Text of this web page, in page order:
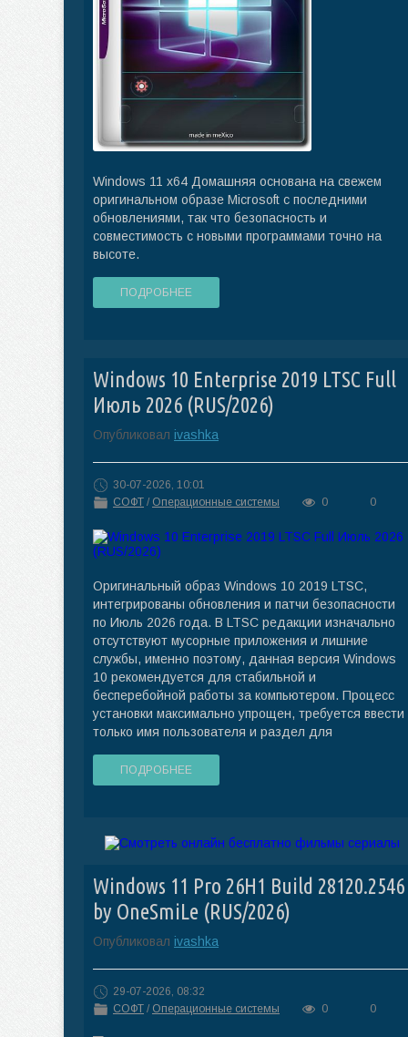
Windows 11 x64 Домашняя основана на свежем
оригинальном образе Microsoft с последними
обновлениями, так что безопасность и
совместимость с новыми программами точно на
высоте.
ПОДРОБНЕЕ
Windows 10 Enterprise 2019 LTSC Full
Июль 2026 (RUS/2026)
Опубликовал ivashka
30-07-2026, 10:01
СОФТ / Операционные системы 0 0
Оригинальный образ Windows 10 2019 LTSC,
интегрированы обновления и патчи безопасности
по Июль 2026 года. В LTSC редакции изначально
отсутствуют мусорные приложения и лишние
службы, именно поэтому, данная версия Windows
10 рекомендуется для стабильной и
бесперебойной работы за компьютером. Процесс
установки максимально упрощен, требуется ввести
только имя пользователя и раздел для
ПОДРОБНЕЕ
Windows 11 Pro 26H1 Build 28120.2546
by OneSmiLe (RUS/2026)
Опубликовал ivashka
29-07-2026, 08:32
СОФТ / Операционные системы 0 0